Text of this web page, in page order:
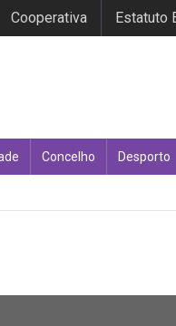
Cooperativa Estatuto
Concelho Desporto